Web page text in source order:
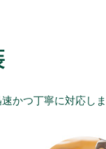
かつ丁寧に対応し